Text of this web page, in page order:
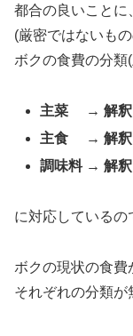
都合の良いことに
(厳密ではないも
ボクの食費の分類
主菜 → 解釈
主食 → 解釈
調味料 →解
に対応しているの
ボクの現状の食費
それぞれの分類が